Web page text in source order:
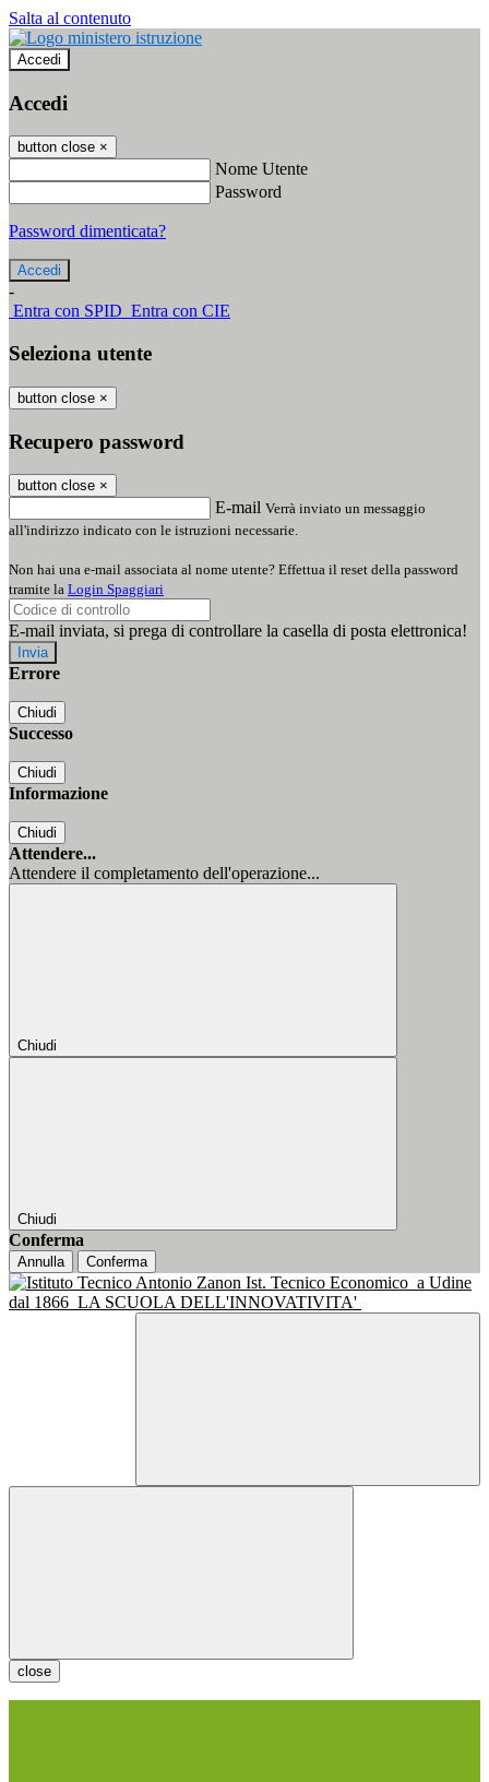
Salta al contenuto
Accedi
Accedi
button close ×
Nome Utente
Password
Password dimenticata?
-
Entra con SPID Entra con CIE
Seleziona utente
button close ×
Recupero password
button close ×
E-mail Verrà inviato un messaggio
all'indirizzo indicato con le istruzioni necessarie.
Non hai una e-mail associata al nome utente? Effettua il reset della password
tramite la Login Spaggiari
E-mail inviata, si prega di controllare la casella di posta elettronica!
Errore
Chiudi
Successo
Chiudi
Informazione
Chiudi
Attendere...
Attendere il completamento dell'operazione...
Chiudi
Chiudi
Conferma
Annulla Conferma
Ist. Tecnico Economico a Udine
dal 1866 LA SCUOLA DELL'INNOVATIVITA'
close